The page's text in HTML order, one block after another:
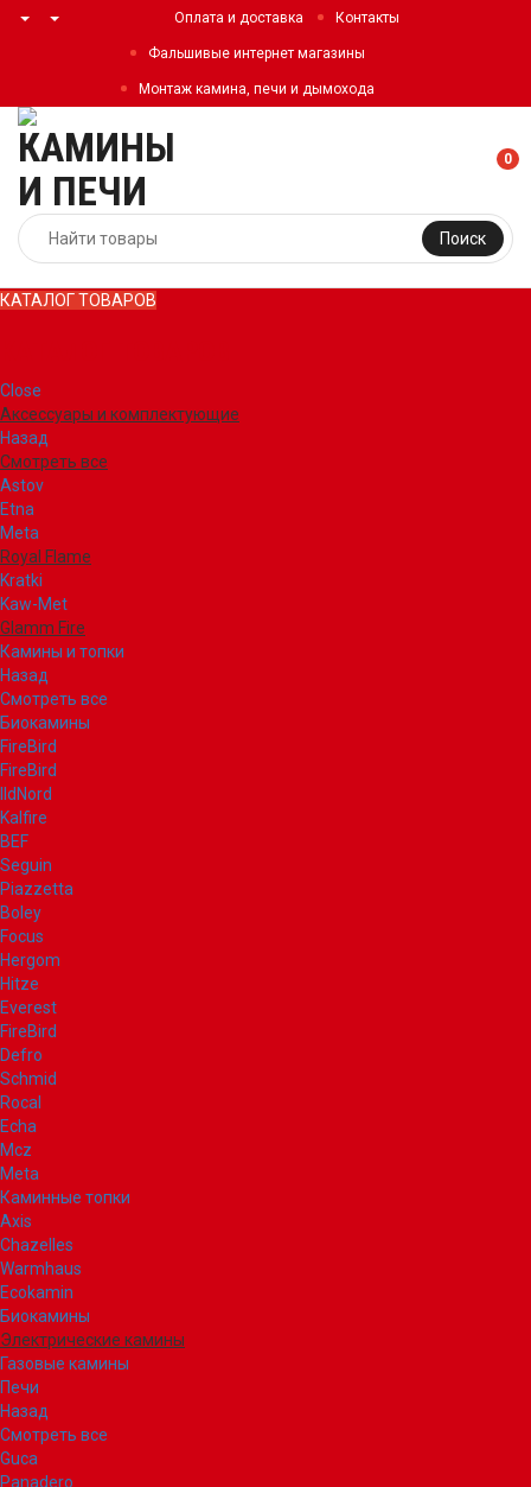
Оплата и доставка Контакты
Фальшивые интернет магазины
Монтаж камина, печи и дымохода
Поиск
0
КАТАЛОГ ТОВАРОВ
Close
Аксессуары и комплектующие
Назад
Смотреть все
Astov
Etna
Meta
Royal Flame
Kratki
Kaw-Met
Glamm Fire
Камины и топки
Назад
Смотреть все
Биокамины
FireBird
FireBird
IldNord
Kalfire
BEF
Seguin
Piazzetta
Boley
Focus
Hergom
Hitze
Everest
FireBird
Defro
Schmid
Rocal
Echa
Mcz
Meta
Каминные топки
Axis
Chazelles
Warmhaus
Ecokamin
Биокамины
Электрические камины
Газовые камины
Печи
Назад
Смотреть все
Guca
Panadero